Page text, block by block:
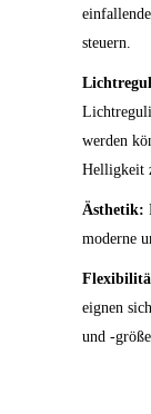
steuern.
werden
Helligkeit
Ästhetik:
moderne
eignen
und -